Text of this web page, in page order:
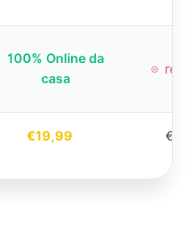
100% Online da
casa
€19,99